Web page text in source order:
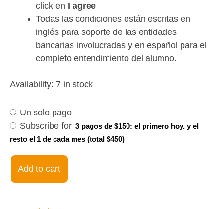
click en I agree
Todas las condiciones están escritas en
inglés para soporte de las entidades
bancarias involucradas y en español para el
completo entendimiento del alumno.
Availability: 7 in stock
Choose
typeUn solo pago
Subscribe for 3 pagos de $150: el primero hoy, y el
resto el 1 de cada mes (total $450)
Intermediate
19Sep24.
06:30pm
EST
Add to cart